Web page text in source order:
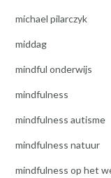
michael pilarczyk
middag
mindful onderwijs
mindfulness
mindfulness autisme
mindfulness natuur
mindfulness op het